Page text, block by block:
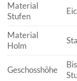
Material
Stufen
Material
Holm
Geschosshöhe